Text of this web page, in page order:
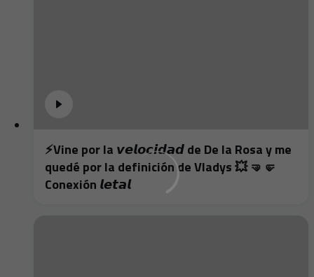
⚡️Vine por la 𝙫𝙚𝙡𝙤𝙘𝙞𝙙𝙖𝙙 de De la Rosa y me
quedé por la definición de Vladys 💥 🤜🤛
Conexión 𝙡𝙚𝙩𝙖𝙡